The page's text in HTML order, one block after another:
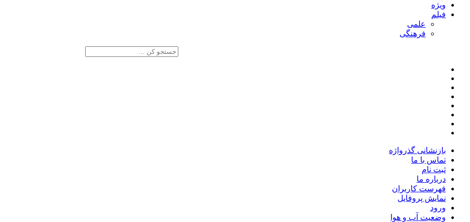
ویژه
فیلم
علمی
فرهنگی
بازنشانی گذرواژه
تماس با ما
ثبت نام
درباره ما
فهرست کاربران
نمایش پروفایل
ورود
وضعیت آب و هوا